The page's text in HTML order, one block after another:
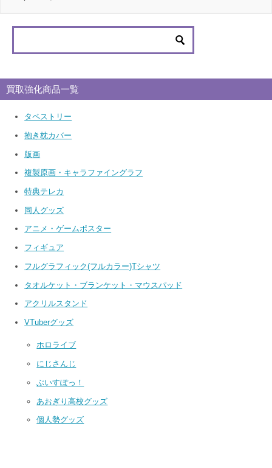
買取強化商品一覧
タペストリー
抱き枕カバー
版画
複製原画・キャラファイングラフ
特典テレカ
同人グッズ
アニメ・ゲームポスター
フィギュア
フルグラフィック(フルカラー)Tシャツ
タオルケット・ブランケット・マウスパッド
アクリルスタンド
VTuberグッズ
ホロライブ
にじさんじ
ぶいすぽっ！
あおぎり高校グッズ
個人勢グッズ